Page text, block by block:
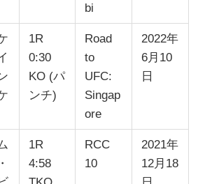
bi
1R
0:30
KO (パ
ンチ)
Road
to
UFC:
Singap
ore
2022年
6月10
日
1R
4:58
RCC
10
2021年
12月18